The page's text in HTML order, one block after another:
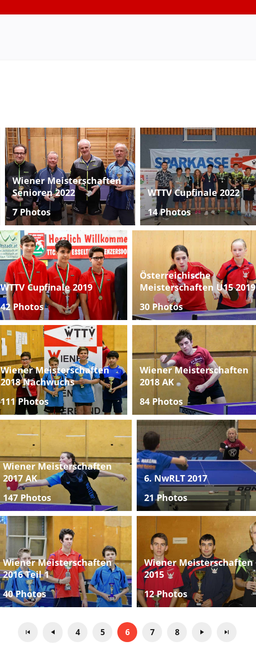
Wiener Meisterschaften
Senioren 2022
7 Photos
WTTV Cupfinale 2022
14 Photos
WTTV Cupfinale 2019
42 Photos
Österreichische
Meisterschaften U15 2019
30 Photos
Wiener Meisterschaften
2018 Nachwuchs
111 Photos
Wiener Meisterschaften
2018 AK
84 Photos
Wiener Meisterschaften
2017 AK
147 Photos
6. NwRLT 2017
21 Photos
Wiener Meisterschaften
2016 Teil 1
40 Photos
Wiener Meisterschaften
2015
12 Photos
4 5 6 7 8